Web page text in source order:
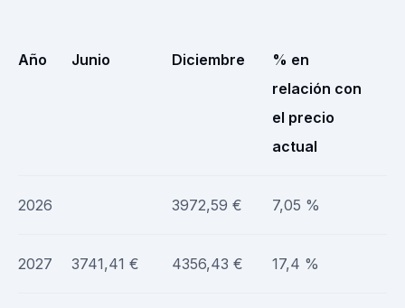
Año Junio Diciembre
% en
relación con
el precio
actual
2026 3972,59 € 7,05 %
2027 3741,41 € 4356,43 € 17,4 %